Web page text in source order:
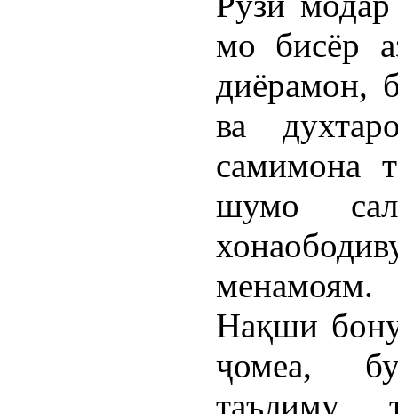
мо бисёр
диёрамон,
ва
самимона
шумо
менамоям.
Нақши
ҷомеа,
таълиму